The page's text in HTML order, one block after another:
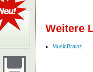
Weitere
MusicBrainz